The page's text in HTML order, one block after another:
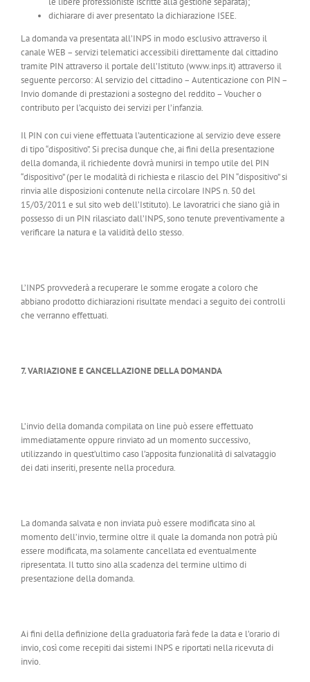
dichiarare di aver presentato la dichiarazione ISEE.
La domanda va presentata all’INPS in modo esclusivo attraverso il
canale WEB – servizi telematici accessibili direttamente dal cittadino
tramite PIN attraverso il portale dell’Istituto (www.inps.it) attraverso il
seguente percorso: Al servizio del cittadino – Autenticazione con PIN –
Invio domande di prestazioni a sostegno del reddito – Voucher o
contributo per l’acquisto dei servizi per l’infanzia.
Il PIN con cui viene effettuata l’autenticazione al servizio deve essere
di tipo “dispositivo”. Si precisa dunque che, ai fini della presentazione
della domanda, il richiedente dovrà munirsi in tempo utile del PIN
“dispositivo” (per le modalità di richiesta e rilascio del PIN “dispositivo” si
rinvia alle disposizioni contenute nella circolare INPS n. 50 del
15/03/2011 e sul sito web dell’Istituto). Le lavoratrici che siano già in
possesso di un PIN rilasciato dall’INPS, sono tenute preventivamente a
verificare la natura e la validità dello stesso.
L’INPS provvederà a recuperare le somme erogate a coloro che
abbiano prodotto dichiarazioni risultate mendaci a seguito dei controlli
che verranno effettuati.
7. VARIAZIONE E CANCELLAZIONE DELLA DOMANDA
L’invio della domanda compilata on line può essere effettuato
immediatamente oppure rinviato ad un momento successivo,
utilizzando in quest’ultimo caso l’apposita funzionalità di salvataggio
dei dati inseriti, presente nella procedura.
La domanda salvata e non inviata può essere modificata sino al
momento dell’invio, termine oltre il quale la domanda non potrà più
essere modificata, ma solamente cancellata ed eventualmente
ripresentata. Il tutto sino alla scadenza del termine ultimo di
presentazione della domanda.
Ai fini della definizione della graduatoria farà fede la data e l’orario di
invio, così come recepiti dai sistemi INPS e riportati nella ricevuta di
invio.